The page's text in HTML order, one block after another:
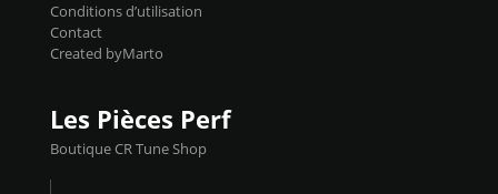
Conditions d’utilisation
Contact
Created byMarto
Les Pièces Perf
Boutique CR Tune Shop